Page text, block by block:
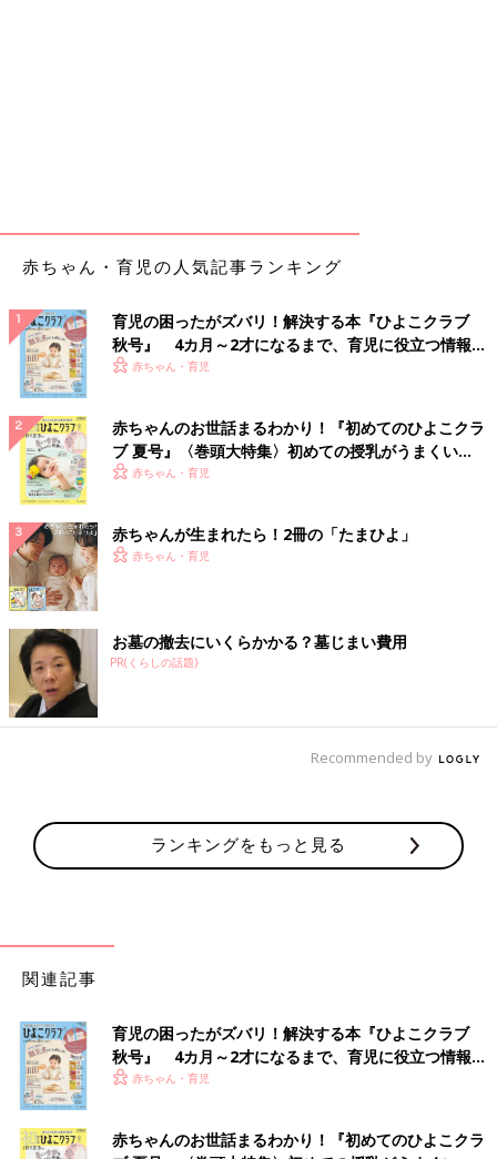
赤ちゃん・育児の人気記事ランキング
育児の困ったがズバリ！解決する本『ひよこクラブ
秋号』 4カ月～2才になるまで、育児に役立つ情報が
いっぱい！
赤ちゃん・育児
赤ちゃんのお世話まるわかり！『初めてのひよこクラ
ブ 夏号』〈巻頭大特集〉初めての授乳がうまくい
く！ おっぱい・ミルクの基本と夏のトラブル 解決テ
赤ちゃん・育児
赤ちゃんが生まれたら！2冊の「たまひよ」
赤ちゃん・育児
お墓の撤去にいくらかかる？墓じまい費用
PR(くらしの話題)
Recommended by
ランキングをもっと見る
関連記事
育児の困ったがズバリ！解決する本『ひよこクラブ
秋号』 4カ月～2才になるまで、育児に役立つ情報が
いっぱい！
赤ちゃん・育児
赤ちゃんのお世話まるわかり！『初めてのひよこクラ